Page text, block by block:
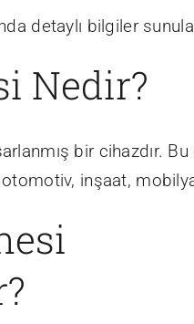
detaylı bilgiler
Nedir?
bir cihazdır.
inşaat,